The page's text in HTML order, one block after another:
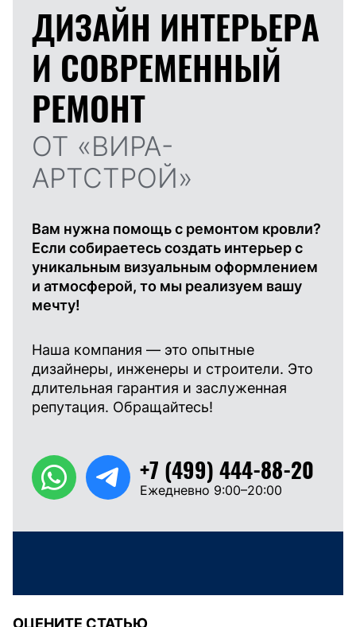
ДИЗАЙН ИНТЕРЬЕРА
И СОВРЕМЕННЫЙ
РЕМОНТ
ОТ «ВИРА-
АРТСТРОЙ»
Вам нужна помощь с ремонтом кровли?
Если собираетесь создать интерьер с
уникальным визуальным оформлением
и атмосферой, то мы реализуем вашу
мечту!
Наша компания — это опытные
дизайнеры, инженеры и строители. Это
длительная гарантия и заслуженная
репутация. Обращайтесь!
+7 (499) 444-88-20
Ежедневно 9:00–20:00